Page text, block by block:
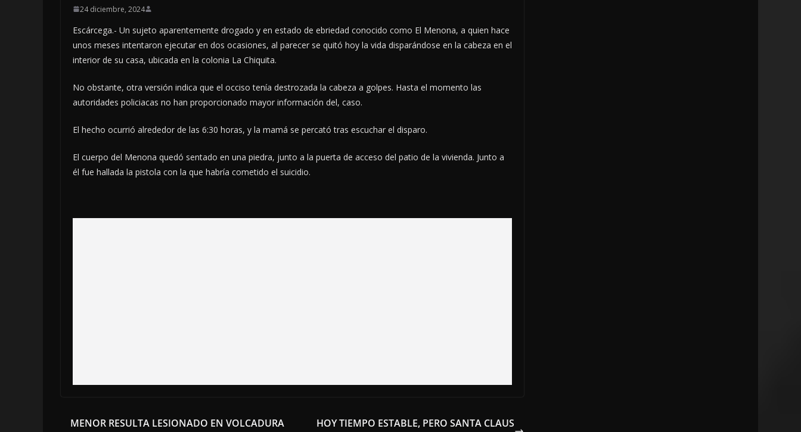
24 diciembre, 2024
Escárcega.- Un sujeto aparentemente drogado y en estado de ebriedad conocido como El Menona, a quien hace
unos meses intentaron ejecutar en dos ocasiones, al parecer se quitó hoy la vida disparándose en la cabeza en el
interior de su casa, ubicada en la colonia La Chiquita.
No obstante, otra versión indica que el occiso tenía destrozada la cabeza a golpes. Hasta el momento las
autoridades policiacas no han proporcionado mayor información del, caso.
El hecho ocurrió alrededor de las 6:30 horas, y la mamá se percató tras escuchar el disparo.
El cuerpo del Menona quedó sentado en una piedra, junto a la puerta de acceso del patio de la vivienda. Junto a
él fue hallada la pistola con la que habría cometido el suicidio.
MENOR RESULTA LESIONADO EN VOLCADURA
HOY TIEMPO ESTABLE, PERO SANTA CLAUS